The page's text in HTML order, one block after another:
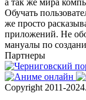
Обучать
же просто
приложений. Не
мануалы по
Партнеры
Copyright 2011-